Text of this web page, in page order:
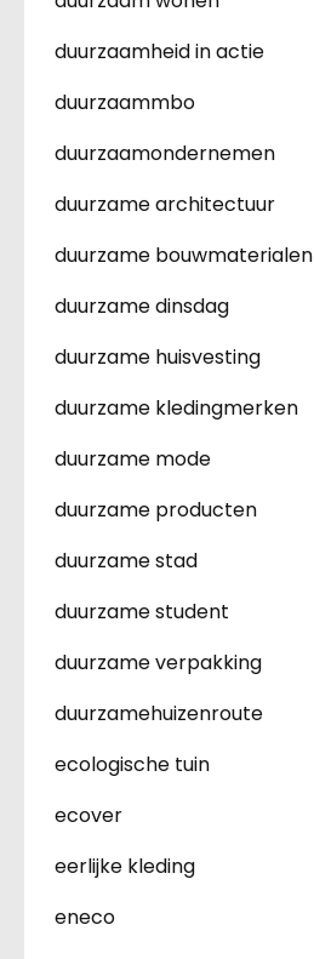
duurzaamheid in actie
duurzaammbo
duurzaamondernemen
duurzame architectuur
duurzame bouwmaterialen
duurzame dinsdag
duurzame huisvesting
duurzame kledingmerken
duurzame mode
duurzame producten
duurzame stad
duurzame student
duurzame verpakking
duurzamehuizenroute
ecologische tuin
ecover
eerlijke kleding
eneco